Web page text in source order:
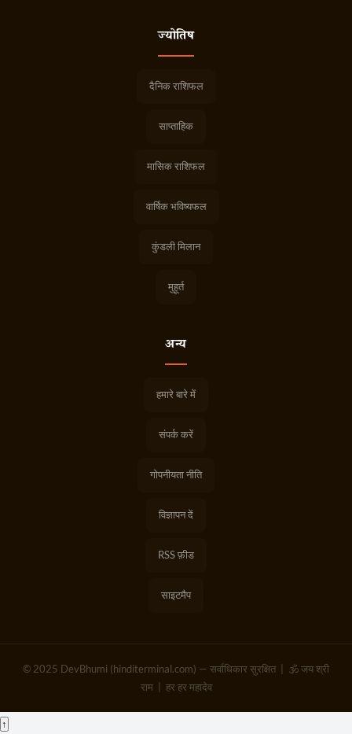
ज्योतिष
दैनिक राशिफल
साप्ताहिक
मासिक राशिफल
वार्षिक भविष्यफल
कुंडली मिलान
मुहूर्त
अन्य
हमारे बारे में
संपर्क करें
गोपनीयता नीति
विज्ञापन दें
RSS फ़ीड
साइटमैप
© 2025 DevBhumi (hinditerminal.com) — सर्वाधिकार सुरक्षित | 🕉️ जय श्री
राम | हर हर महादेव
↑